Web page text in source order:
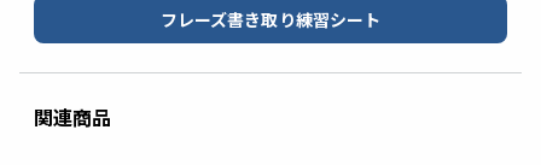
フレーズ書き取り練習シート
関連商品